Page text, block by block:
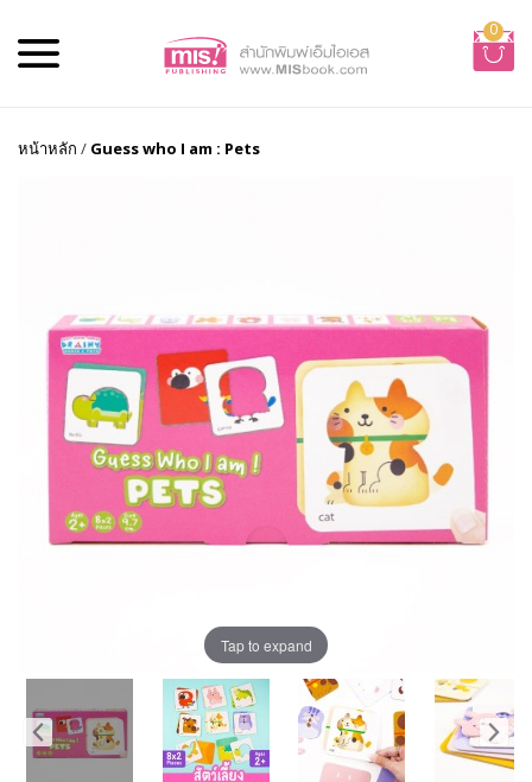
0
หน้าหลัก / Guess who I am : Pets
Tap to expand